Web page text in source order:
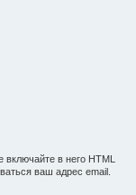
в него HTML
ваш адрес email.